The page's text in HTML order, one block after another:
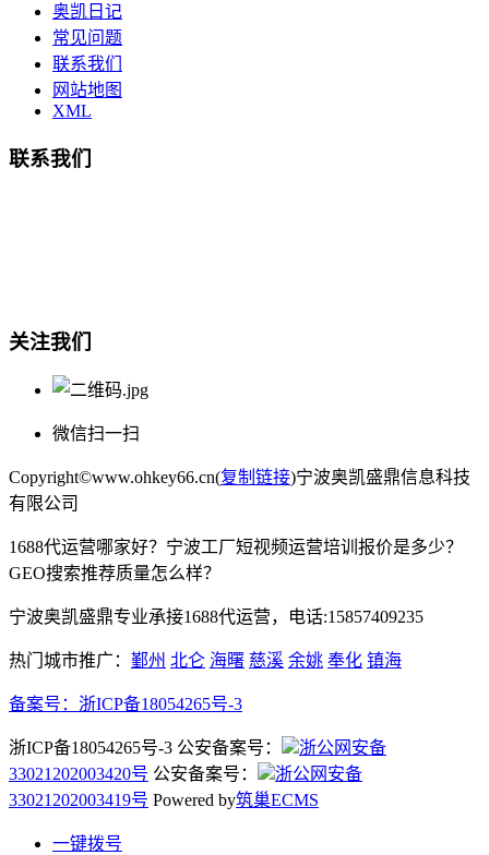
奥凯日记
常见问题
联系我们
网站地图
XML
联系我们
关注我们
微信扫一扫
Copyright©www.ohkey66.cn(复制链接)宁波奥凯盛鼎信息科技
有限公司
1688代运营哪家好？宁波工厂短视频运营培训报价是多少？
GEO搜索推荐质量怎么样？
宁波奥凯盛鼎专业承接1688代运营，电话:15857409235
热门城市推广： 鄞州 北仑 海曙 慈溪 余姚 奉化 镇海
备案号： 浙ICP备18054265号-3
浙ICP备18054265号-3 公安备案号：
浙公网安备
33021202003420号 公安备案号：
浙公网安备
33021202003419号 Powered by筑巢ECMS
一键拨号